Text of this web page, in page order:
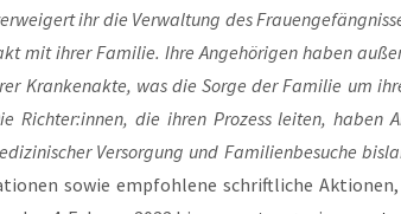
ihr die Ver­wal­tung des
mit ihrer Fami­lie. Ihre Ange­hö­ri­gen haben
Kran­ken­ak­te, was die Sor­ge der Fami­lie um
Richter:innen, die ihren Pro­zess lei­ten, haben
Ver­sor­gung und Fami­li­en­be­su­che
sowie emp­foh­le­ne schrift­li­che